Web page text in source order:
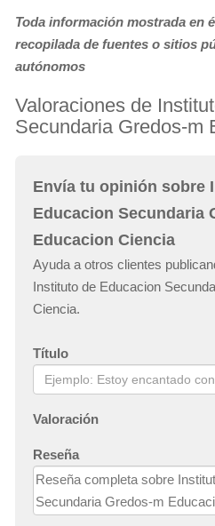
Toda información mostrada en
recopilada de fuentes o sitios
autónomos
Valoraciones de
Secundaria Gredos-m
Envía tu opinión sobre
Educacion Secundaria
Educacion Ciencia
Ayuda a otros clientes
Instituto de Educacion
Ciencia.
Título
Valoración
Reseña